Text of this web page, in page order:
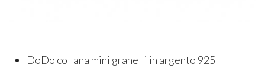
DoDo collana mini granelli in argento 925